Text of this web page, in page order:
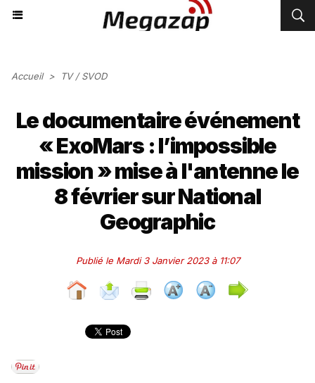
Accueil > TV / SVOD
Le documentaire événement
« ExoMars : l’impossible
mission » mise à l'antenne le
8 février sur National
Geographic
Publié le Mardi 3 Janvier 2023 à 11:07